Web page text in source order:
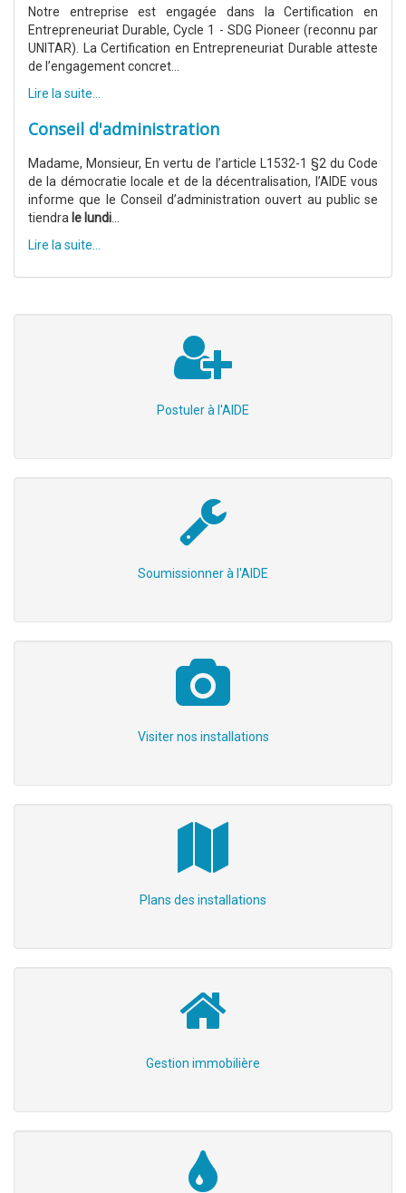
Notre entreprise est engagée dans la Certification en
Entrepreneuriat Durable, Cycle 1 - SDG Pioneer (reconnu par
UNITAR). La Certification en Entrepreneuriat Durable atteste
de l’engagement concret...
Lire la suite...
Conseil d'administration
Madame, Monsieur, En vertu de l’article L1532-1 §2 du Code
de la démocratie locale et de la décentralisation, l’AIDE vous
informe que le Conseil d’administration ouvert au public se
tiendra le lundi...
Lire la suite...
Postuler à l'AIDE
Soumissionner à l'AIDE
Visiter nos installations
Plans des installations
Gestion immobilière